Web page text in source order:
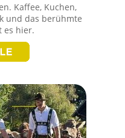
Kaffee, Kuchen,
und das berühmte
es hier.